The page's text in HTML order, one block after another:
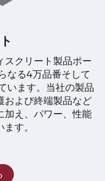
スクリート製品ポー
なる4万品番そして
います。当社の製品
および終端製品など
加え、パワー、性能
す。